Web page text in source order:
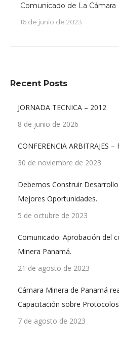
Comunicado de La
16 de junio de 2023
Recent Posts
JORNADA TECNICA – 2012
8 de junio de 2026
CONFERENCIA ARBITRAJES –
30 de noviembre de 2023
Debemos Construir
Mejores Oportunidades.
5 de octubre de 2023
Comunicado: Aprobación del
Minera Panamá.
21 de agosto de 2023
Cámara Minera de Panamá
Capacitación sobre
7 de agosto de 2023